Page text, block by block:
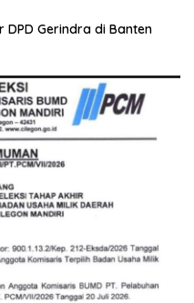
Gerindra di Banten